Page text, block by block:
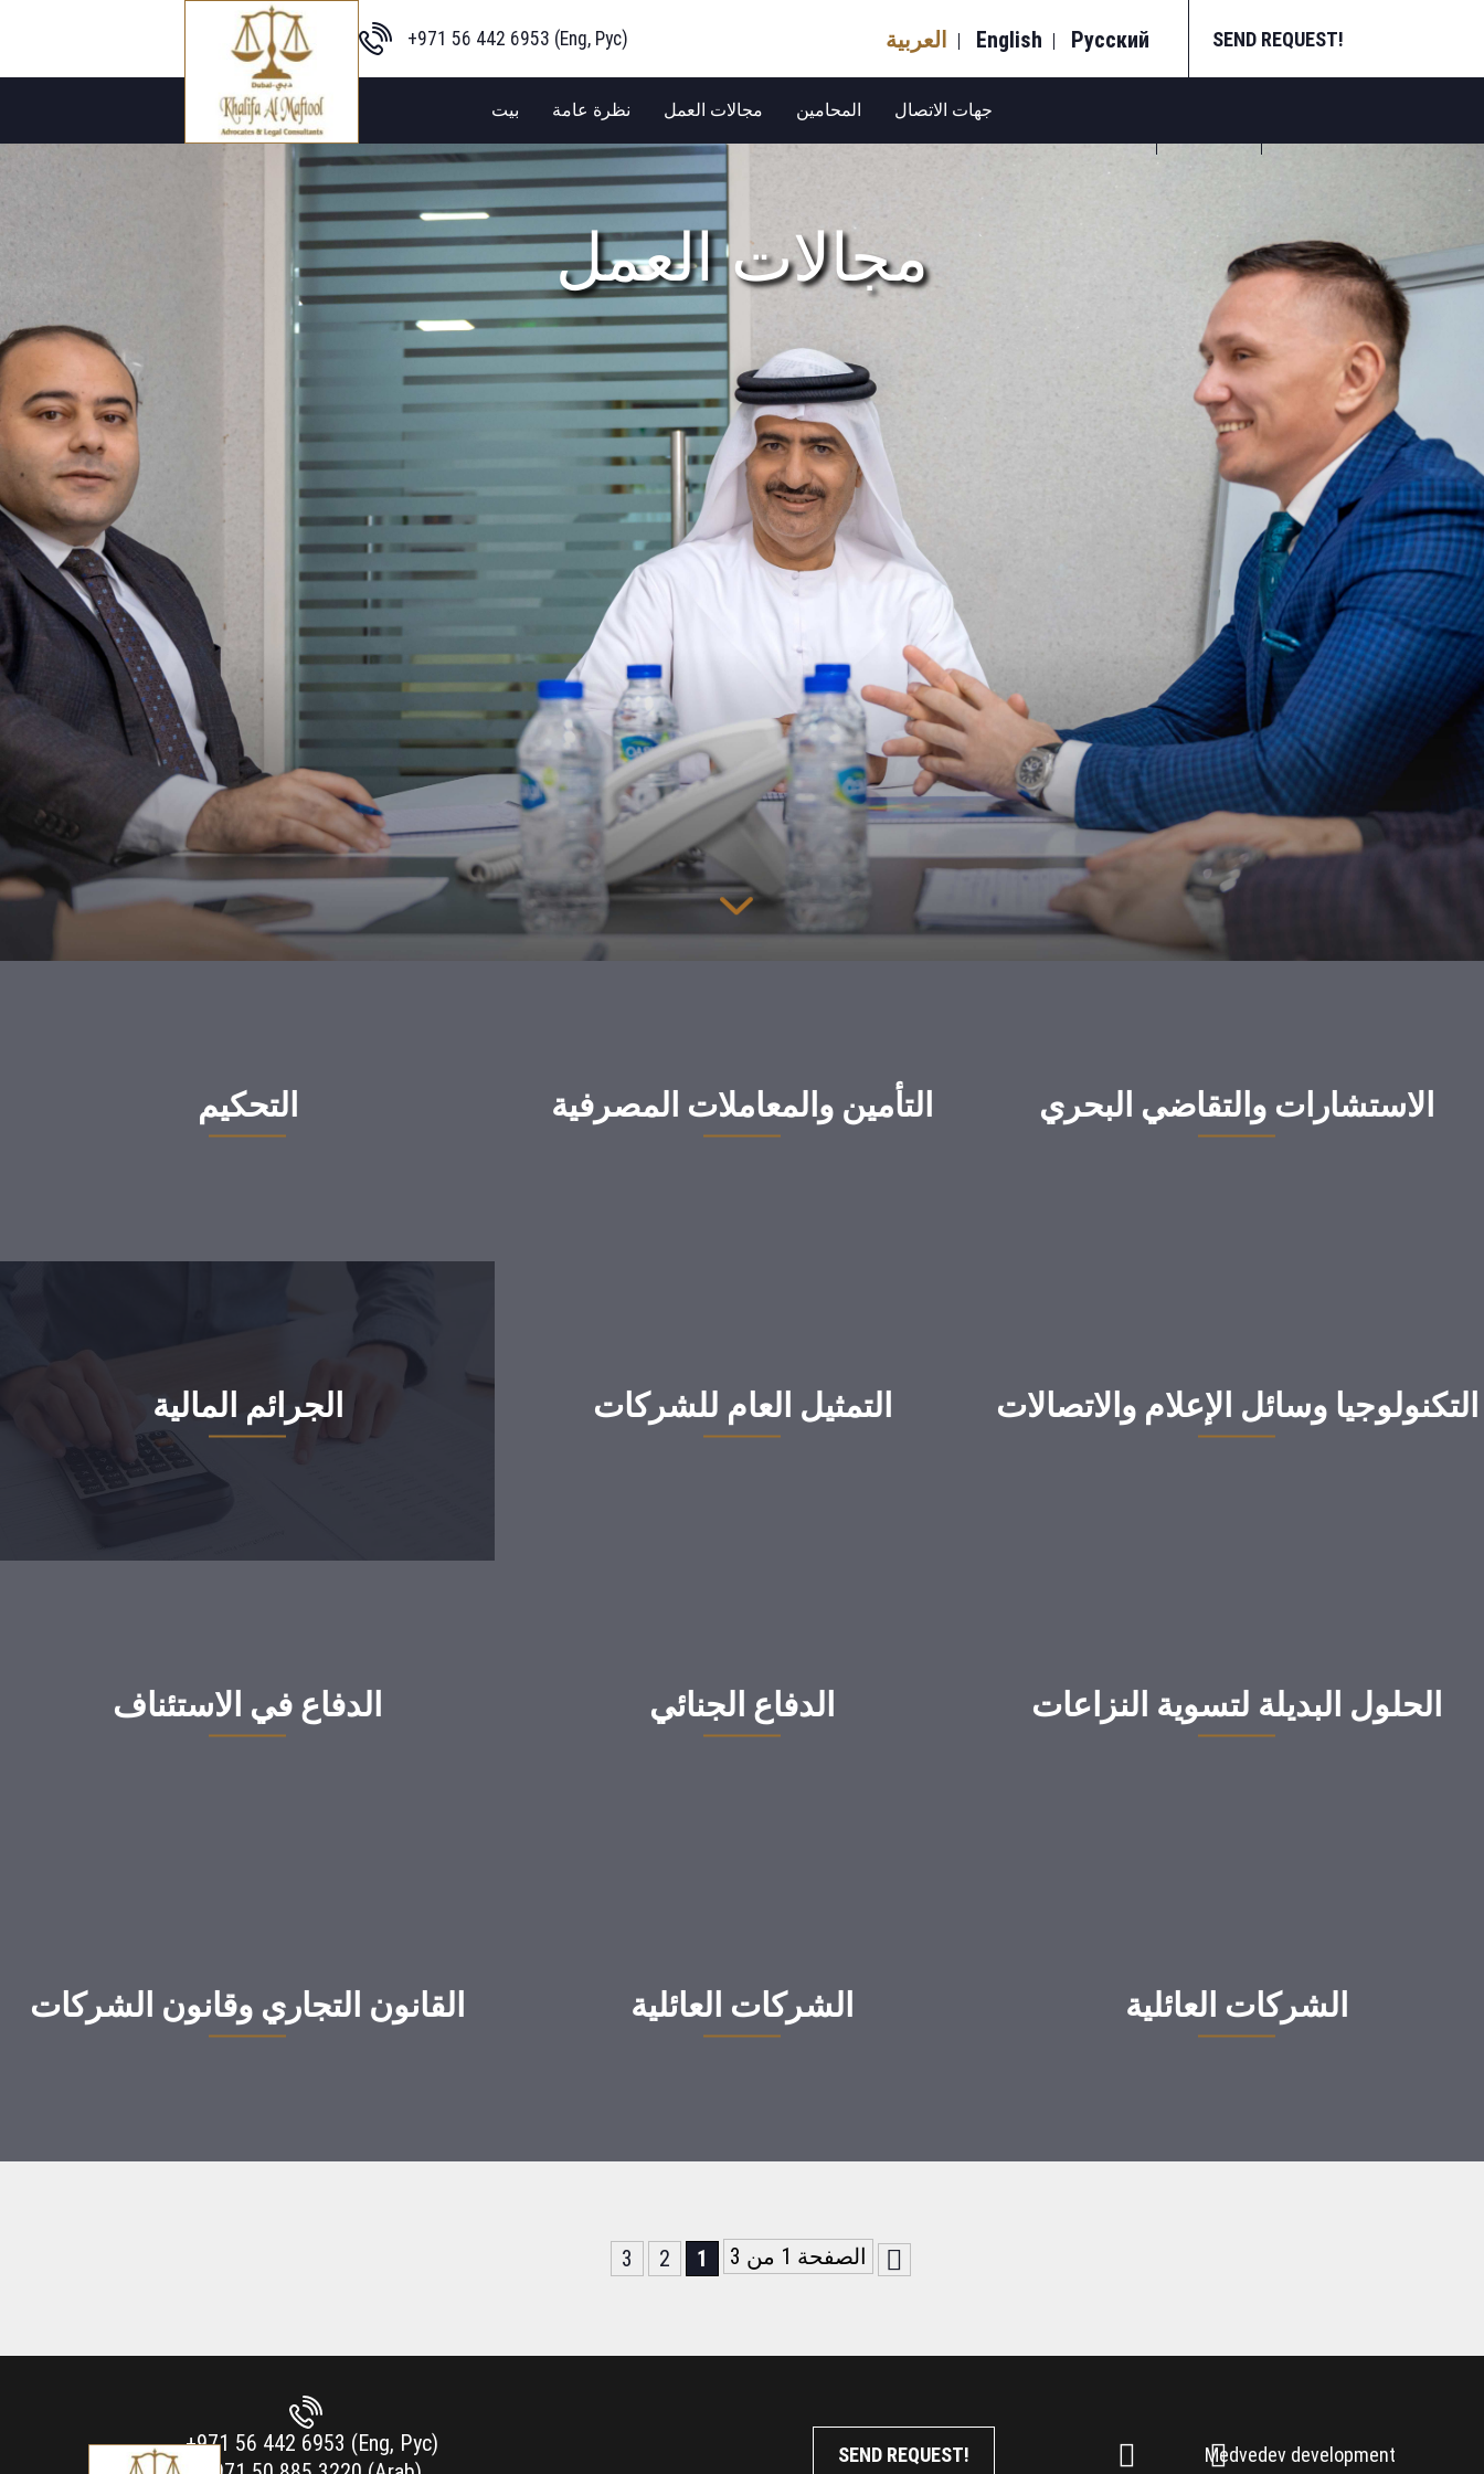
+971 56 442 6953 (Eng, Рус)
+971 50 885 3220 (Ar)
العربية English Русский SEND REQUEST!
بيت نظرة عامة مجالات العمل المحامين جهات الاتصال
مجالات العمل
الاستشارات والتقاضي البحري التأمين والمعاملات المصرفية التحكيم
التكنولوجيا وسائل الإعلام والاتصالات التمثيل العام للشركات الجرائم المالية
الحلول البديلة لتسوية النزاعات الدفاع الجنائي الدفاع في الاستئناف
الشركات العائلية الشركات العائلية القانون التجاري وقانون الشركات
الصفحة 1 من 3 1
2
3
+971 56 442 6953 (Eng, Рус)
SEND REQUEST! Medvedev development